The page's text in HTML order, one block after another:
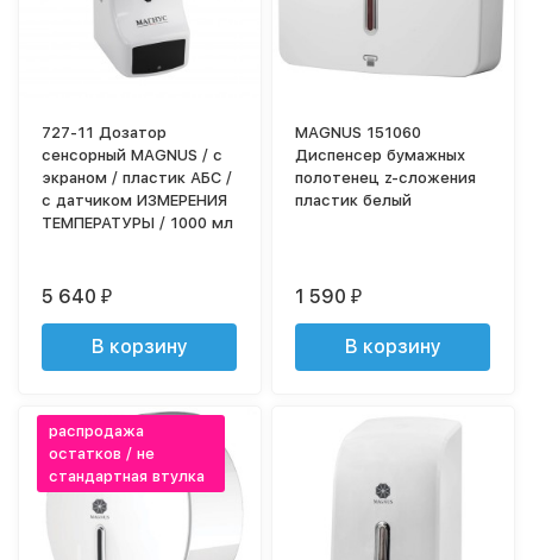
727-11 Дозатор
сенсорный MAGNUS / с
экраном / пластик АБС /
с датчиком ИЗМЕРЕНИЯ
ТЕМПЕРАТУРЫ / 1000 мл
5 640₽
В корзину
MAGNUS 151060
Диспенсер бумажных
полотенец z-сложения
пластик белый
1 590₽
В корзину
распродажа
остатков / не
стандартная втулка